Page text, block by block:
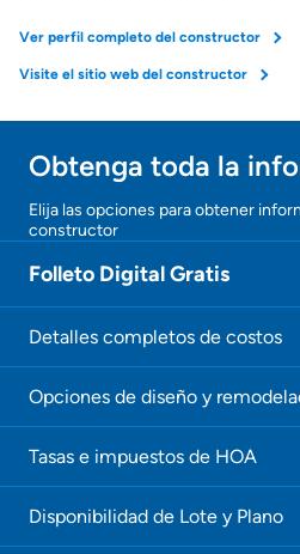
Obtener Aprobación Previa
Seguro de propietarios
Obtener ofertas por mi
Ver perfil completo del constructor
Visite el sitio web del constructor
Obtenga toda la
Elija las opciones para obtener
constructor
Folleto Digital Gratis
Detalles completos de costos
Opciones de diseño y
Tasas e impuestos de HOA
Disponibilidad de Lote y Plano